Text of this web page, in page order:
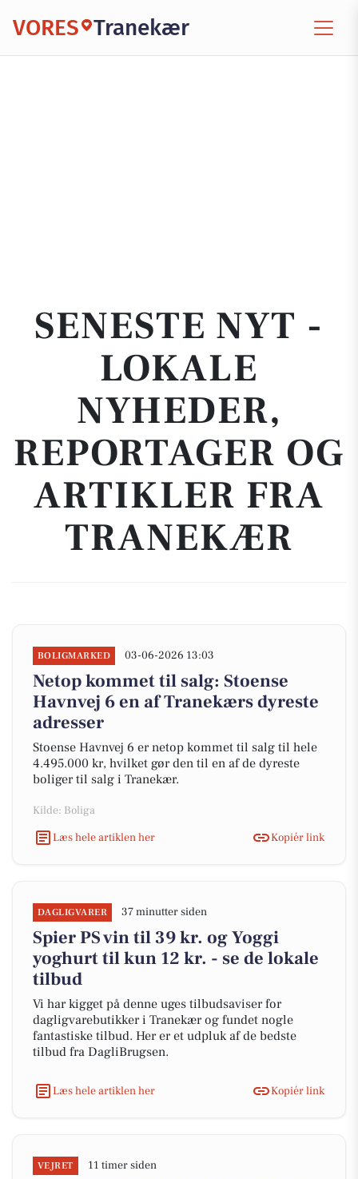
VORES Tranekær
SENESTE NYT -
LOKALE
NYHEDER,
REPORTAGER OG
ARTIKLER FRA
TRANEKÆR
BOLIGMARKED 03-06-2026 13:03
Netop kommet til salg: Stoense
Havnvej 6 en af Tranekærs dyreste
adresser
Stoense Havnvej 6 er netop kommet til salg til hele
4.495.000 kr, hvilket gør den til en af de dyreste
boliger til salg i Tranekær.
Kilde: Boliga
Læs hele artiklen her
Kopiér link
DAGLIGVARER 37 minutter siden
Spier PS vin til 39 kr. og Yoggi
yoghurt til kun 12 kr. - se de lokale
tilbud
Vi har kigget på denne uges tilbudsaviser for
dagligvarebutikker i Tranekær og fundet nogle
fantastiske tilbud. Her er et udpluk af de bedste
tilbud fra DagliBrugsen.
Læs hele artiklen her Kopiér link
VEJRET 11 timer siden